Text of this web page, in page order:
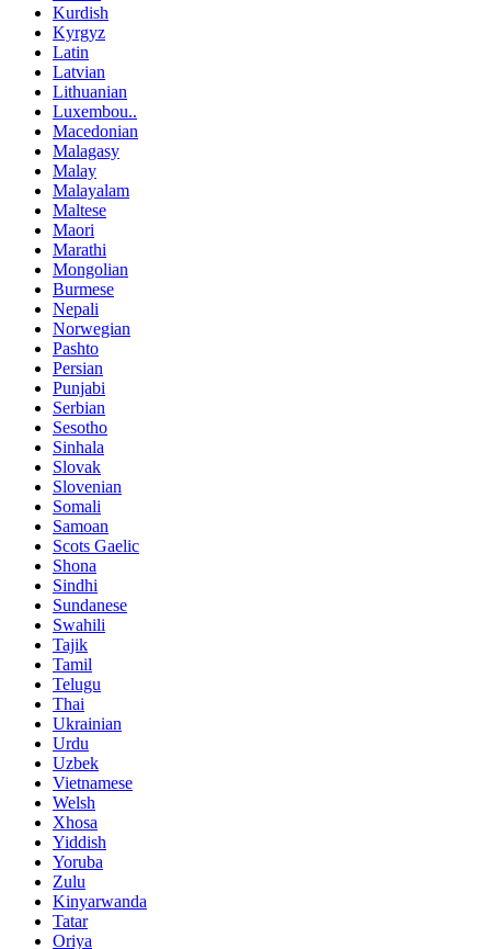
Kurdish
Kyrgyz
Latin
Latvian
Lithuanian
Luxembou..
Macedonian
Malagasy
Malay
Malayalam
Maltese
Maori
Marathi
Mongolian
Burmese
Nepali
Norwegian
Pashto
Persian
Punjabi
Serbian
Sesotho
Sinhala
Slovak
Slovenian
Somali
Samoan
Scots Gaelic
Shona
Sindhi
Sundanese
Swahili
Tajik
Tamil
Telugu
Thai
Ukrainian
Urdu
Uzbek
Vietnamese
Welsh
Xhosa
Yiddish
Yoruba
Zulu
Kinyarwanda
Tatar
Oriya